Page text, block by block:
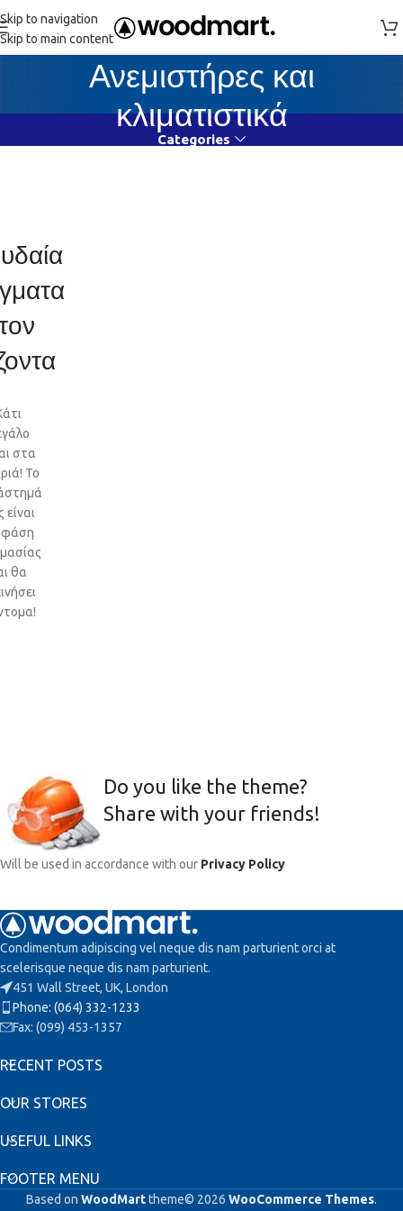
Skip to navigation
Skip to main content
Ανεμιστήρες και
κλιματιστικά
Categories
στα
Το
είναι
φάση
θα
Do you like the theme?
Share with your friends!
Will be used in accordance with our Privacy Policy
Condimentum adipiscing vel neque dis nam parturient orci at
scelerisque neque dis nam parturient.
451 Wall Street, UK, London
Phone: (064) 332-1233
Fax: (099) 453-1357
RECENT POSTS
OUR STORES
USEFUL LINKS
FOOTER MENU
Based on WoodMarttheme© 2026 WooCommerce Themes.